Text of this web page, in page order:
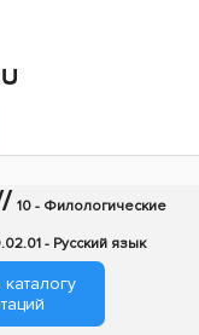
10 - Филологические
- Русский язык